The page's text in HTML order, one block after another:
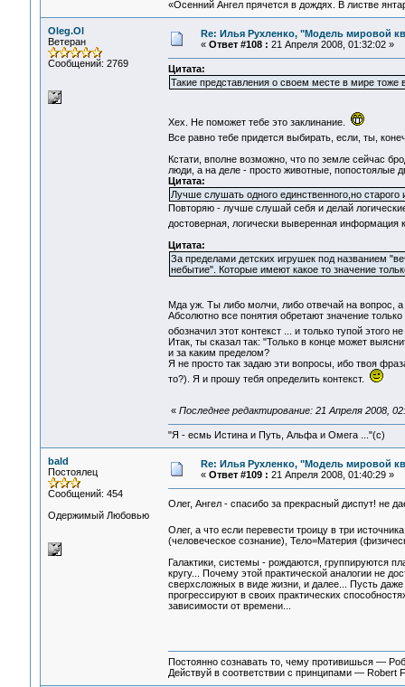
«Осенний Ангел прячется в дождях. В листве
Oleg.Ol
Ветеран
Сообщений: 2769
Re: Илья Рухленко, "Модель мировой
« Ответ #108 : 21 Апреля 2008, 01:32:02 »
Цитата:
Такие представления о своем месте в мире
Хех. Не поможет тебе это заклинание.
Все равно тебе придется выбирать, если, ты,
Кстати, вполне возможно, что по земле сейчас
люди, а на деле - просто животные, попостоялые
Цитата:
Лучше слушать одного единственного,но старого
Повторяю - лучше слушай себя и делай
достоверная, логически выверенная
Цитата:
За пределами детских игрушек под названием
небытие". Которые имеют какое то значение
Мда уж. Ты либо молчи, либо отвечай на вопрос,
Абсолютно все понятия обретают значение
обозначил этот контекст ... и только тупой этого
Итак, ты сказал так: "Только в конце может
и за каким пределом?
Я не просто так задаю эти вопросы, ибо твоя
то?). Я и прошу тебя определить контекст.
« Последнее редактирование: 21 Апреля 2008,
"Я - есмь Истина и Путь, Альфа и Омега ..."(с)
bald
Постоялец
Сообщений: 454
Одержимый Любовью
Re: Илья Рухленко, "Модель мировой
« Ответ #109 : 21 Апреля 2008, 01:40:29 »
Олег, Ангел - спасибо за прекрасный диспут! не
Олег, а что если перевести троицу в три
(человеческое сознание), Тело=Материя
Галактики, системы - рождаются, группируются
кругу... Почему этой практической аналогии не
сверхсложных в виде жизни, и далее... Пусть
прогрессируют в своих практических
зависимости от времени...
Постоянно сознавать то, чему противишься —
Действуй в соответствии с принципами — Robert